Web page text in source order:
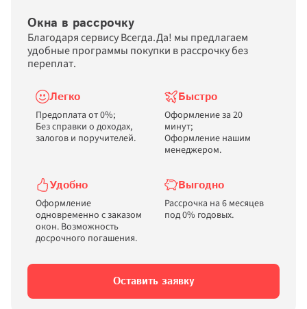
Окна в рассрочку
Благодаря сервису Всегда.Да! мы предлагаем
удобные программы покупки в рассрочку без
переплат.
Легко
Предоплата от 0%;
Без справки о доходах,
залогов и поручителей.
Быстро
Оформление за 20
минут;
Оформление нашим
менеджером.
Удобно
Оформление
одновременно с заказом
окон. Возможность
досрочного погашения.
Выгодно
Рассрочка на 6 месяцев
Оставить заявку